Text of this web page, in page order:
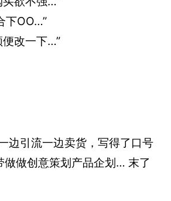
下OO…”
改一下…”
边引流一边卖货，写得了口号
做做创意策划产品企划… 末了